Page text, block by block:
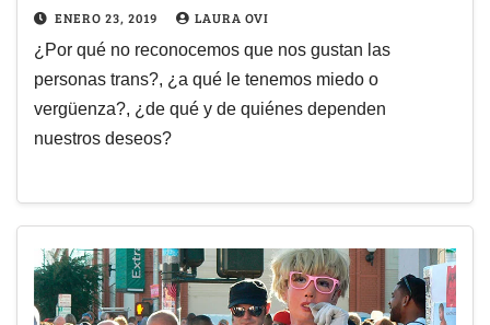
ENERO 23, 2019 LAURA OVI
¿Por qué no reconocemos que nos gustan las
personas trans?, ¿a qué le tenemos miedo o
vergüenza?, ¿de qué y de quiénes dependen
nuestros deseos?